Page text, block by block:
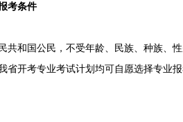
考条件
和国公民，不受年龄、民族、种族、性
省开考专业考试计划均可自愿选择专业